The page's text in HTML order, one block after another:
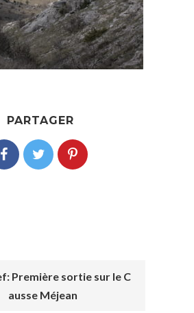
PARTAGER
Première sortie sur le C
ausse Méjean